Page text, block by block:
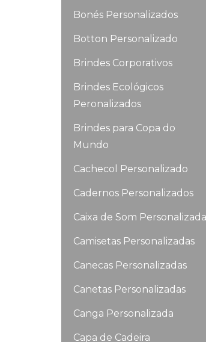
Bonés Personalizados
Botton Personalizado
Brindes Corporativos
Brindes Ecológicos
Peronalizados
Brindes para Copa do
Mundo
Cachecol Personalizado
Cadernos Personalizados
Caixa de Som Personalizada
Camisetas Personalizadas
Canecas Personalizadas
Canetas Personalizadas
Canga Personalizada
Capa de Cadeira